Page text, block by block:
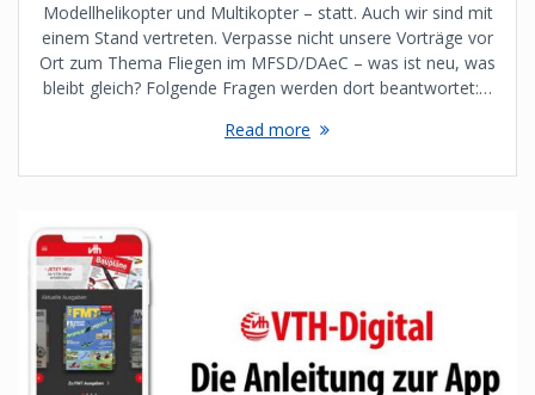
Modellhelikopter und Multikopter – statt. Auch wir sind mit
einem Stand vertreten. Verpasse nicht unsere Vorträge vor
Ort zum Thema Fliegen im MFSD/DAeC – was ist neu, was
bleibt gleich? Folgende Fragen werden dort beantwortet:…
Read more